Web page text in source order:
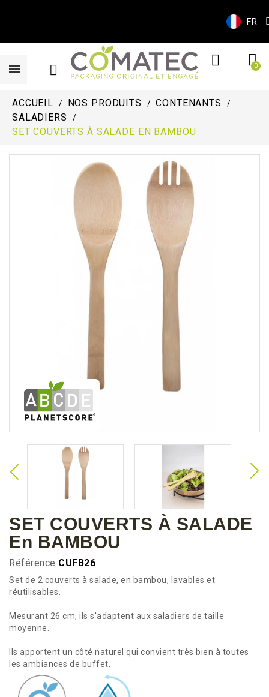
FR
ACCUEIL NOS PRODUITS
CONTENANTS
SALADIERS
SET COUVERTS À SALADE EN BAMBOU
SET COUVERTS À SALADE
En BAMBOU
Référence CUFB26
Set de 2 couverts à salade, en bambou, lavables et
réutilisables.
Mesurant 26 cm, ils s'adaptent aux saladiers de taille
moyenne.
Ils apportent un côté naturel qui convient très bien à toutes
les ambiances de buffet.